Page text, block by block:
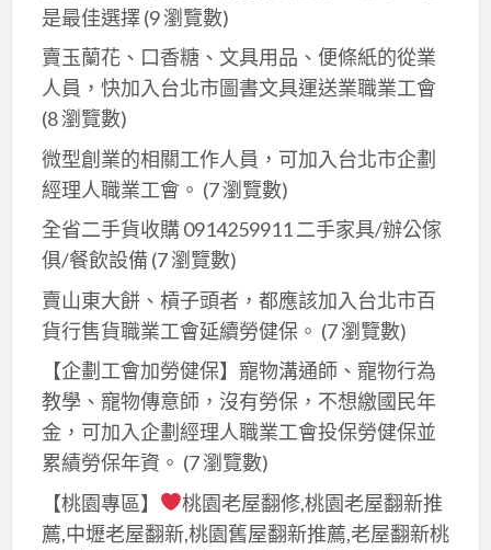
是最佳選擇(9 瀏覽數)
賣玉蘭花、口香糖、文具用品、便條紙的從業
人員，快加入台北市圖書文具運送業職業工會
(8 瀏覽數)
微型創業的相關工作人員，可加入台北市企劃
經理人職業工會。 (7 瀏覽數)
全省二手貨收購 0914259911 二手家具/辦公傢
俱/餐飲設備 (7 瀏覽數)
賣山東大餅、槓子頭者，都應該加入台北市百
貨行售貨職業工會延續勞健保。 (7 瀏覽數)
【企劃工會加勞健保】寵物溝通師、寵物行為
教學、寵物傳意師，沒有勞保，不想繳國民年
金，可加入企劃經理人職業工會投保勞健保並
累績勞保年資。 (7 瀏覽數)
【桃園專區】
桃園老屋翻修,桃園老屋翻新推
薦,中壢老屋翻新,桃園舊屋翻新推薦,老屋翻新桃